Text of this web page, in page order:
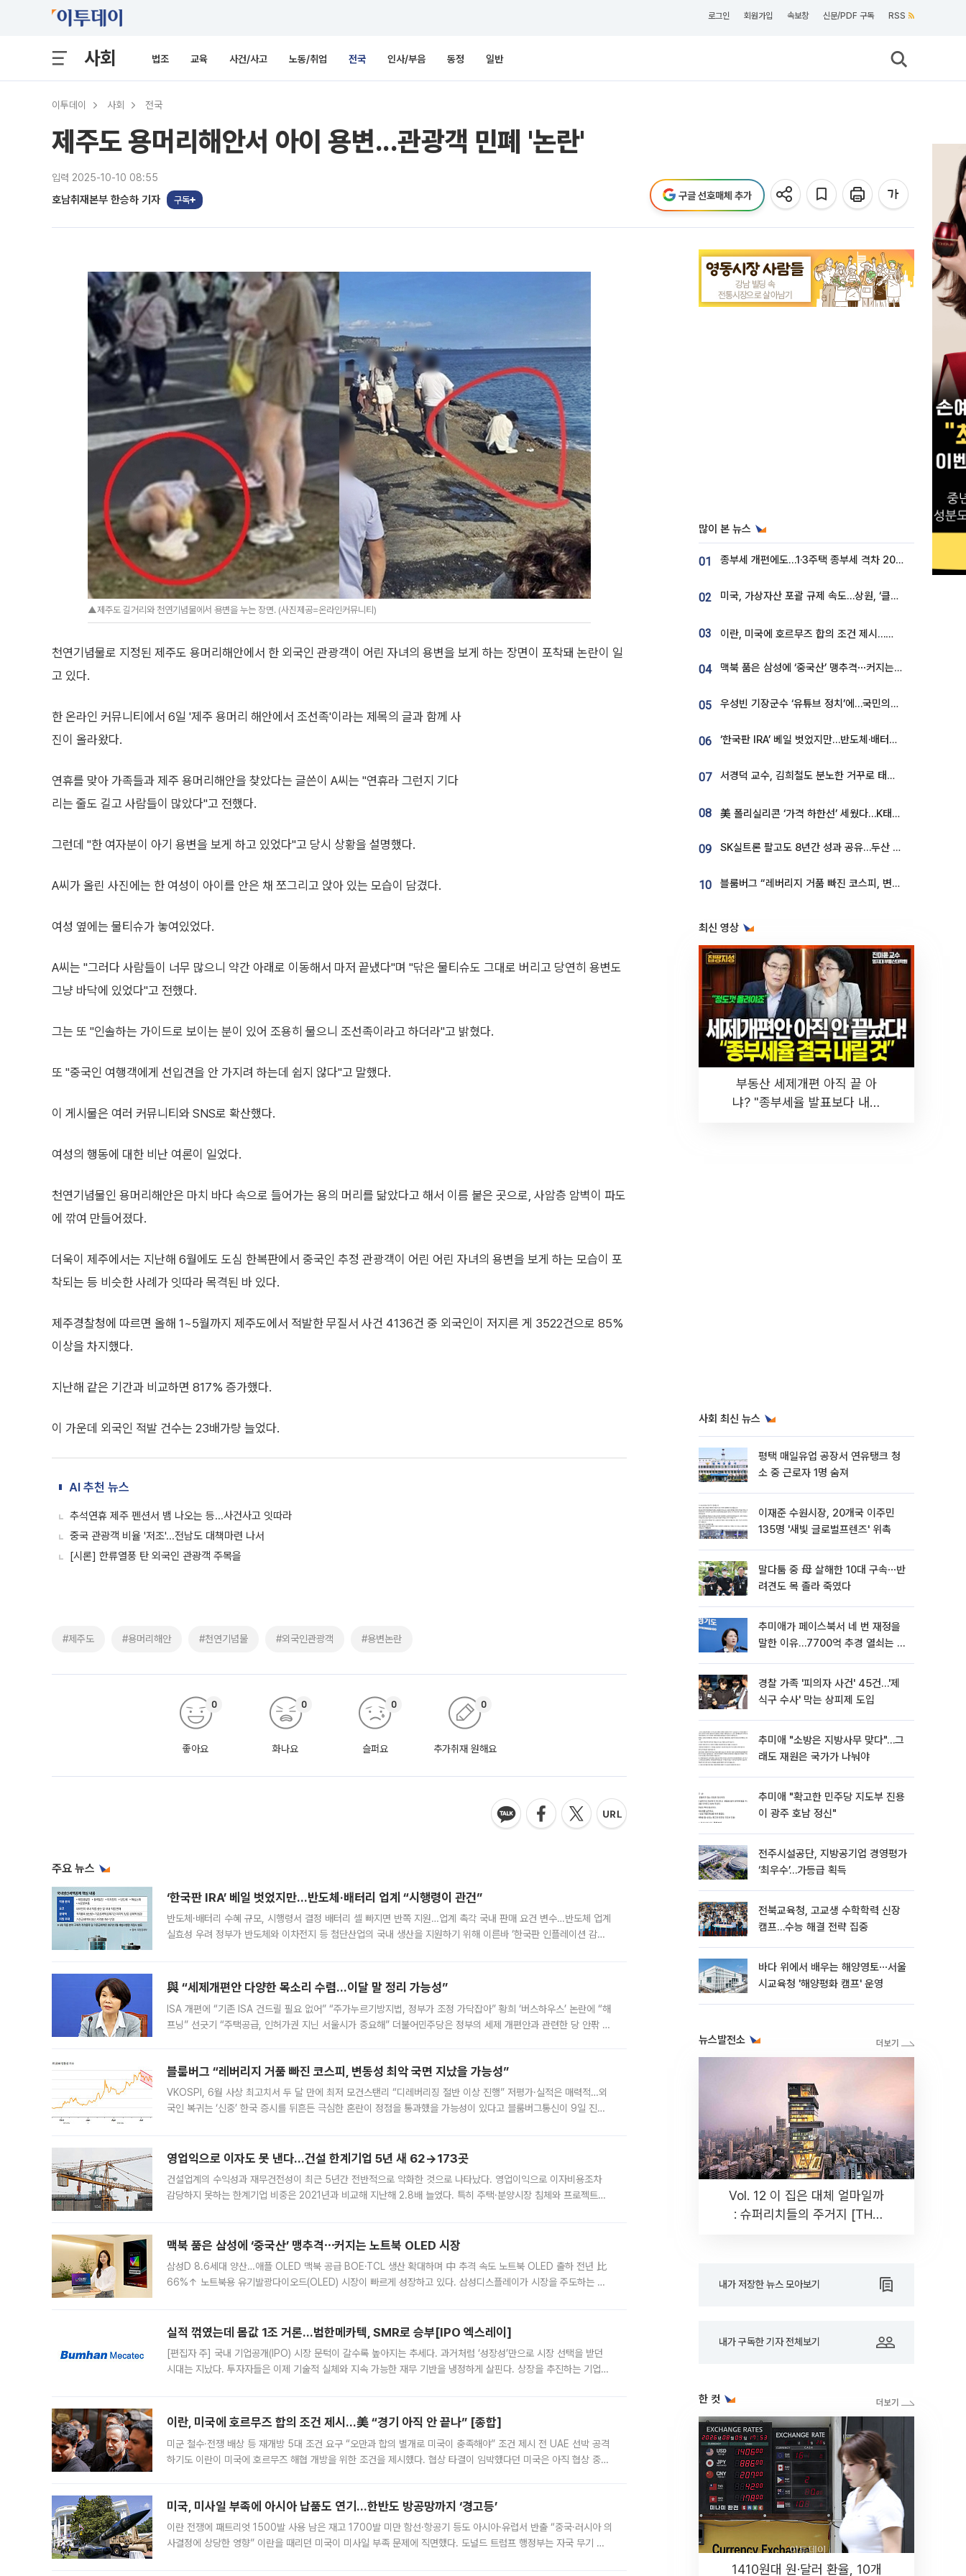
로그인 회원가입 속보창 신문/PDF 구독 RSS
사회 법조 교육 사건/사고 노동/취업 전국 인사/부음 동정 일반
이투데이 사회 전국
제주도 용머리해안서 아이 용변...관광객 민폐 '논란'
입력 2025-10-10 08:55
호남취재본부 한승하 기자 구독 구글 선호매체 추가
▲제주도 길거리와 천연기념물에서 용변을 누는 장면. (사진제공=온라인커뮤니티)
천연기념물로 지정된 제주도 용머리해안에서 한 외국인 관광객이 어린 자녀의 용변을 보게 하는 장면이 포착돼 논란이 일
고 있다.
한 온라인 커뮤니티에서 6일 '제주 용머리 해안에서 조선족'이라는 제목의 글과 함께 사
진이 올라왔다.
연휴를 맞아 가족들과 제주 용머리해안을 찾았다는 글쓴이 A씨는 "연휴라 그런지 기다
리는 줄도 길고 사람들이 많았다"고 전했다.
그런데 "한 여자분이 아기 용변을 보게 하고 있었다"고 당시 상황을 설명했다.
A씨가 올린 사진에는 한 여성이 아이를 안은 채 쪼그리고 앉아 있는 모습이 담겼다.
여성 옆에는 물티슈가 놓여있었다.
A씨는 "그러다 사람들이 너무 많으니 약간 아래로 이동해서 마저 끝냈다"며 "닦은 물티슈도 그대로 버리고 당연히 용변도
그냥 바닥에 있었다"고 전했다.
그는 또 "인솔하는 가이드로 보이는 분이 있어 조용히 물으니 조선족이라고 하더라"고 밝혔다.
또 "중국인 여행객에게 선입견을 안 가지려 하는데 쉽지 않다"고 말했다.
이 게시물은 여러 커뮤니티와 SNS로 확산했다.
여성의 행동에 대한 비난 여론이 일었다.
천연기념물인 용머리해안은 마치 바다 속으로 들어가는 용의 머리를 닮았다고 해서 이름 붙은 곳으로, 사암층 암벽이 파도
에 깎여 만들어졌다.
더욱이 제주에서는 지난해 6월에도 도심 한복판에서 중국인 추정 관광객이 어린 어린 자녀의 용변을 보게 하는 모습이 포
착되는 등 비슷한 사례가 잇따라 목격된 바 있다.
제주경찰청에 따르면 올해 1~5월까지 제주도에서 적발한 무질서 사건 4136건 중 외국인이 저지른 게 3522건으로 85%
이상을 차지했다.
지난해 같은 기간과 비교하면 817% 증가했다.
이 가운데 외국인 적발 건수는 23배가량 늘었다.
AI 추천 뉴스
추석연휴 제주 펜션서 뱀 나오는 등...사건사고 잇따라
중국 관광객 비율 '저조'...전남도 대책마련 나서
[시론] 한류열풍 탄 외국인 관광객 주목을
#제주도 #용머리해안 #천연기념물 #외국인관광객 #용변논란
좋아요
0
화나요
0
슬퍼요
0
추가취재 원해요
0
주요 뉴스
‘한국판 IRA’ 베일 벗었지만…반도체·배터리 업계 “시행령이 관건”
반도체·배터리 수혜 규모, 시행령서 결정 배터리 셀 빠지면 반쪽 지원…업계 촉각 국내 판매 요건 변수…반도체 업계
실효성 우려 정부가 반도체와 이차전지 등 첨단산업의 국내 생산을 지원하기 위해 이른바 ‘한국판 인플레이션 감축
與 “세제개편안 다양한 목소리 수렴…이달 말 정리 가능성”
ISA 개편에 “기존 ISA 건드릴 필요 없어” “주가누르기방지법, 정부가 조정 가닥잡아” 황희 ‘버스하우스’ 논란에 “해
프닝” 선긋기 “주택공급, 인허가권 지닌 서울시가 중요해” 더불어민주당은 정부의 세제 개편안과 관련한 당 안팎 의
블룸버그 “레버리지 거품 빠진 코스피, 변동성 최악 국면 지났을 가능성”
VKOSPI, 6월 사상 최고치서 두 달 만에 최저 모건스탠리 “디레버리징 절반 이상 진행” 저평가·실적은 매력적…외
국인 복귀는 ‘신중’ 한국 증시를 뒤흔든 극심한 혼란이 정점을 통과했을 가능성이 있다고 블룸버그통신이 9일 진단
영업익으로 이자도 못 낸다…건설 한계기업 5년 새 62→173곳
건설업계의 수익성과 재무건전성이 최근 5년간 전반적으로 악화한 것으로 나타났다. 영업이익으로 이자비용조차
감당하지 못하는 한계기업 비중은 2021년과 비교해 지난해 2.8배 늘었다. 특히 주택·분양시장 침체와 프로젝트파
맥북 품은 삼성에 ‘중국산’ 맹추격⋯커지는 노트북 OLED 시장
삼성D 8.6세대 양산…애플 OLED 맥북 공급 BOE·TCL 생산 확대하며 中 추격 속도 노트북 OLED 출하 전년 比
66%↑ 노트북용 유기발광다이오드(OLED) 시장이 빠르게 성장하고 있다. 삼성디스플레이가 시장을 주도하는 가
실적 꺾였는데 몸값 1조 거론…범한메카텍, SMR로 승부[IPO 엑스레이]
[편집자 주] 국내 기업공개(IPO) 시장 문턱이 갈수록 높아지는 추세다. 과거처럼 ‘성장성’만으로 시장 선택을 받던
시대는 지났다. 투자자들은 이제 기술적 실체와 지속 가능한 재무 기반을 냉정하게 살핀다. 상장을 추진하는 기업들
이란, 미국에 호르무즈 합의 조건 제시…美 “경기 아직 안 끝나” [종합]
미군 철수·전쟁 배상 등 재개방 5대 조건 요구 “오만과 합의 별개로 미국이 충족해야” 조건 제시 전 UAE 선박 공격
하기도 이란이 미국에 호르무즈 해협 개방을 위한 조건을 제시했다. 협상 타결이 임박했다던 미국은 아직 협상 중이
미국, 미사일 부족에 아시아 납품도 연기…한반도 방공망까지 ‘경고등’
이란 전쟁에 패트리엇 1500발 사용 남은 재고 1700발 미만 함선·항공기 등도 아시아·유럽서 반출 “중국·러시아 의
사결정에 상당한 영향” 이란을 때리던 미국이 미사일 부족 문제에 직면했다. 도널드 트럼프 행정부는 자국 무기 공
많이 본 뉴스
01 종부세 개편에도…1·3주택 종부세 격차 2028년부터 확대
02 미국, 가상자산 포괄 규제 속도…상원, ‘클래리티법’ 9월 절차투표 추진
03 이란, 미국에 호르무즈 합의 조건 제시…美 “경기 아직 안 끝나” [종합]
04 맥북 품은 삼성에 ‘중국산’ 맹추격⋯커지는 노트북 OLED 시장
05 우성빈 기장군수 ‘유튜브 정치’에…국민의힘 군의원들 집단 반발
06 ‘한국판 IRA’ 베일 벗었지만…반도체·배터리 업계 “시행령이 관건”
07 서경덕 교수, 김희철도 분노한 거꾸로 태극기⋯"엉터리는 아냐, 아쉬울 뿐"
08 美 폴리실리콘 ‘가격 하한선’ 세웠다…K태양광 수혜 기대
09 SK실트론 팔고도 8년간 성과 공유…두산 인수대금 2.3조가 끝 아냐
10 블룸버그 “레버리지 거품 빠진 코스피, 변동성 최악 국면 지났을 가능성”
최신 영상
부동산 세제개편 아직 끝 아
냐? "종부세율 발표보다 내릴
사회 최신 뉴스
평택 매일유업 공장서 연유탱크 청
소 중 근로자 1명 숨져
이재준 수원시장, 20개국 이주민
135명 '새빛 글로벌프렌즈' 위촉
말다툼 중 母 살해한 10대 구속⋯반
려견도 목 졸라 죽였다
추미애가 페이스북서 네 번 재정을
말한 이유…7700억 추경 열쇠는 도
경찰 가족 '피의자 사건' 45건…'제
식구 수사' 막는 상피제 도입
추미애 "소방은 지방사무 맞다"…그
래도 재원은 국가가 나눠야
추미애 "확고한 민주당 지도부 진용
이 광주 호남 정신"
전주시설공단, 지방공기업 경영평가
‘최우수’…가등급 획득
전북교육청, 고교생 수학학력 신장
캠프…수능 해결 전략 집중
바다 위에서 배우는 해양영토⋯서울
시교육청 '해양평화 캠프' 운영
뉴스발전소
Vol. 12 이 집은 대체 얼마일까
: 슈퍼리치들의 주거지 [THE
내가 저장한 뉴스 모아보기
내가 구독한 기자 전체보기
한 컷
1410원대 원·달러 환율, 10개